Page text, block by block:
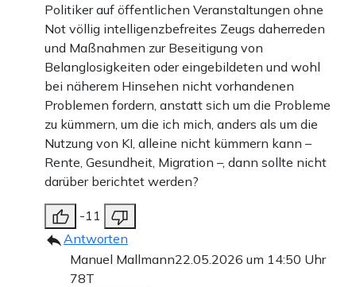
Politiker auf öffentlichen Veranstaltungen ohne
Not völlig intelligenzbefreites Zeugs daherreden
und Maßnahmen zur Beseitigung von
Belanglosigkeiten oder eingebildeten und wohl
bei näherem Hinsehen nicht vorhandenen
Problemen fordern, anstatt sich um die Probleme
zu kümmern, um die ich mich, anders als um die
Nutzung von KI, alleine nicht kümmern kann –
Rente, Gesundheit, Migration –, dann sollte nicht
darüber berichtet werden?
-11
Antworten
Manuel Mallmann22.05.2026 um 14:50 Uhr
78T